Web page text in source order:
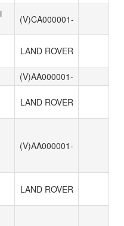
(V)CA000001-
LAND ROVER
(V)AA000001-
LAND ROVER
(V)AA000001-
LAND ROVER